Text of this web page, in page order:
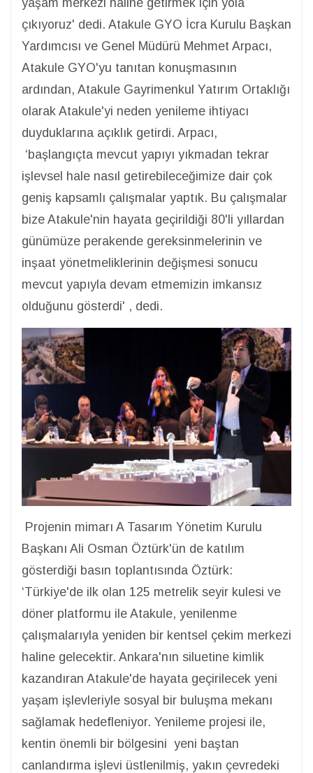
çıkıyoruz' dedi. Atakule GYO İcra Kurulu Başkan
Yardımcısı ve Genel Müdürü Mehmet Arpacı,
Atakule GYO'yu tanıtan konuşmasının
ardından, Atakule Gayrimenkul Yatırım Ortaklığı
olarak Atakule'yi neden yenileme ihtiyacı
duyduklarına açıklık getirdi. Arpacı,
‘başlangıçta mevcut yapıyı yıkmadan tekrar
işlevsel hale nasıl getirebileceğimize dair çok
geniş kapsamlı çalışmalar yaptık. Bu çalışmalar
bize Atakule'nin hayata geçirildiği 80'li yıllardan
günümüze perakende gereksinmelerinin ve
inşaat yönetmeliklerinin değişmesi sonucu
mevcut yapıyla devam etmemizin imkansız
olduğunu gösterdi' , dedi.
Projenin mimarı A Tasarım Yönetim Kurulu
Başkanı Ali Osman Öztürk'ün de katılım
gösterdiği basın toplantısında Öztürk:
‘Türkiye'de ilk olan 125 metrelik seyir kulesi ve
döner platformu ile Atakule, yenilenme
çalışmalarıyla yeniden bir kentsel çekim merkezi
haline gelecektir. Ankara'nın siluetine kimlik
kazandıran Atakule'de hayata geçirilecek yeni
yaşam işlevleriyle sosyal bir buluşma mekanı
sağlamak hedefleniyor. Yenileme projesi ile,
kentin önemli bir bölgesini yeni baştan
canlandırma işlevi üstlenilmiş, yakın çevredeki